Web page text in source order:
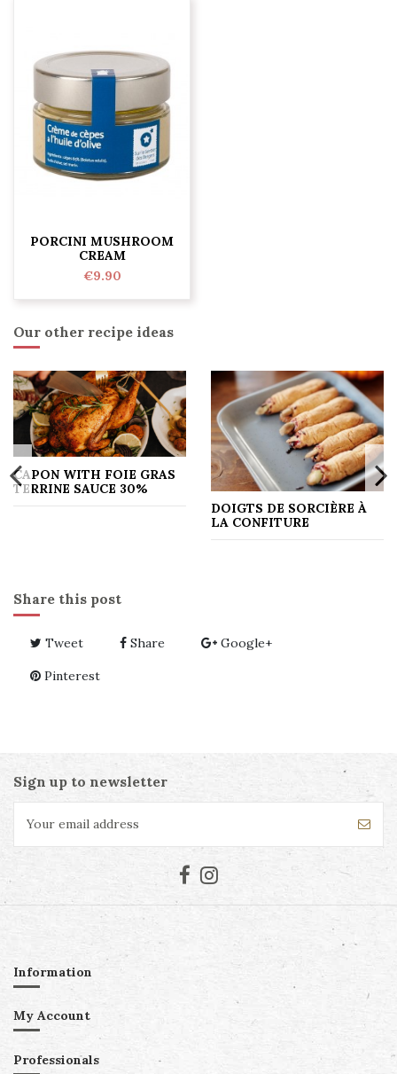
PORCINI MUSHROOM
CREAM
€9.90
Our other recipe ideas
CAPON WITH FOIE GRAS
TERRINE SAUCE 30%
DOIGTS DE SORCIÈRE À
LA CONFITURE
Share this post
Tweet Share Google+
Pinterest
Sign up to newsletter
Information
My Account
Professionals